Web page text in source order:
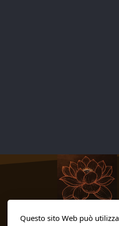
Questo sito Web può